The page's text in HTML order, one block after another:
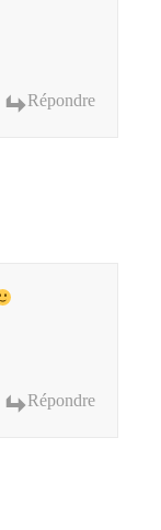
Répondre
Répondre